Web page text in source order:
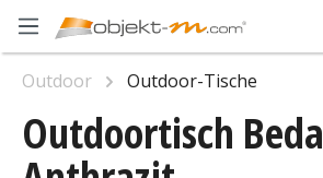
Zum Hauptinhalt springen
Outdoortisch Beda
Outdoor
Outdoor-Tische
Bildergalerie überspringen